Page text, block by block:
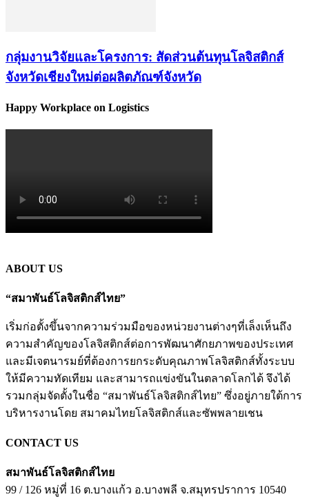
กลุ่มงานวิจัยและโครงการ: สัดส่วนต้นทุนโลจิสติกส์
จังหวัดเชียงใหม่ต่อผลิตภัณฑ์จังหวัด
Happy Workplace on Logistics
ABOUT US
“สมาพันธ์โลจิสติกส์ไทย”
เริ่มก่อตั้งขึ้นจากความร่วมมือของหน่วยงานต่างๆที่เล็งเห็นถึง
ความสำคัญของโลจิสติกส์ต่อการพัฒนาศักยภาพของประเทศ
และมีเจตนารมย์ที่ต้องการยกระดับคุณภาพโลจิสติกส์ทั้งระบบ
ให้มีความทัดเทียม และสามารถแข่งขันในตลาดโลกได้ จึงได้
รวมกลุ่มจัดตั้งในชื่อ “สมาพันธ์โลจิสติกส์ไทย” ซึ่งอยู่ภายใต้การ
บริหารงานโดย สมาคมไทยโลจิสติกส์และซัพพลายเชน
CONTACT US
สมาพันธ์โลจิสติกส์ไทย
99 / 126 หมู่ที่ 16 ต.บางแก้ว อ.บางพลี จ.สมุทรปราการ 10540